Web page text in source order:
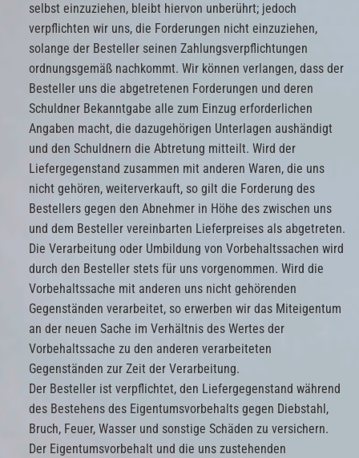
selbst einzuziehen, bleibt hiervon unberührt; jedoch
verpflichten wir uns, die Forderungen nicht einzuziehen,
solange der Besteller seinen Zahlungsverpflichtungen
ordnungsgemäß nachkommt. Wir können verlangen, dass der
Besteller uns die abgetretenen Forderungen und deren
Schuldner Bekanntgabe alle zum Einzug erforderlichen
Angaben macht, die dazugehörigen Unterlagen aushändigt
und den Schuldnern die Abtretung mitteilt. Wird der
Liefergegenstand zusammen mit anderen Waren, die uns
nicht gehören, weiterverkauft, so gilt die Forderung des
Bestellers gegen den Abnehmer in Höhe des zwischen uns
und dem Besteller vereinbarten Lieferpreises als abgetreten.
Die Verarbeitung oder Umbildung von Vorbehaltssachen wird
durch den Besteller stets für uns vorgenommen. Wird die
Vorbehaltssache mit anderen uns nicht gehörenden
Gegenständen verarbeitet, so erwerben wir das Miteigentum
an der neuen Sache im Verhältnis des Wertes der
Vorbehaltssache zu den anderen verarbeiteten
Gegenständen zur Zeit der Verarbeitung.
Der Besteller ist verpflichtet, den Liefergegenstand während
des Bestehens des Eigentumsvorbehalts gegen Diebstahl,
Bruch, Feuer, Wasser und sonstige Schäden zu versichern.
Der Eigentumsvorbehalt und die uns zustehenden